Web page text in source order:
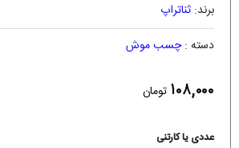
برند: ثناتراپ
دسته :چسب موش
۱۰۸,۰۰۰ تومان
عددی یا کارتنی